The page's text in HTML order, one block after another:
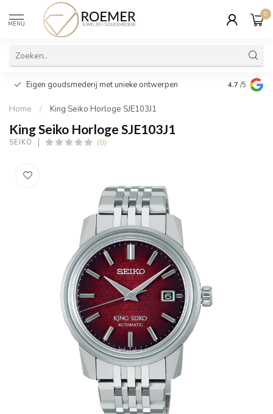
MENU
0
Eigen goudsmederij met unieke ontwerpen Wij
cadeau
4.7 /5
Home / King Seiko Horloge SJE103J1
King Seiko Horloge SJE103J1
SEIKO (0)